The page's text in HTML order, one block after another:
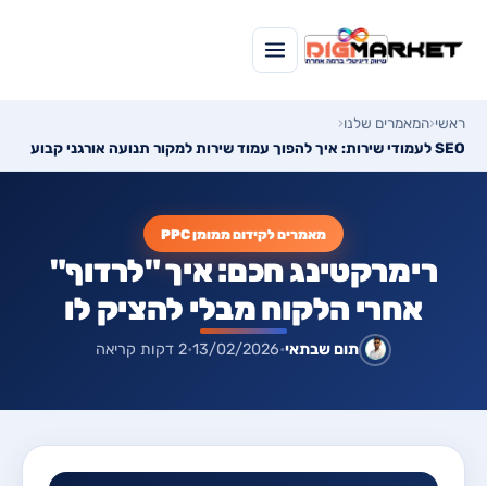
ראשי‹המאמרים שלנו‹
SEO לעמודי שירות: איך להפוך עמוד שירות למקור תנועה אורגני קבוע
מאמרים לקידום ממומן PPC
רימרקטינג חכם: איך "לרדוף"
אחרי הלקוח מבלי להציק לו
תום שבתאי•
13/02/2026
•2 דקות קריאה